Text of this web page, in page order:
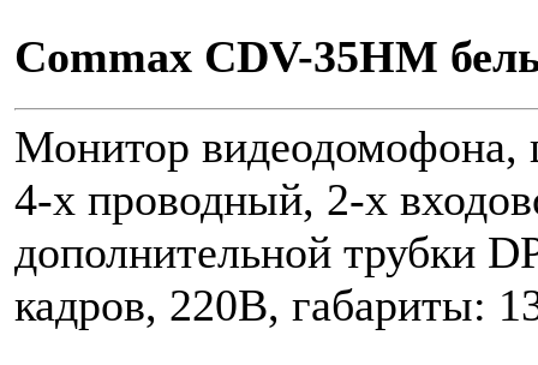
Commax CDV-35HM
Монитор видеодомофона,
4-х проводный, 2-х
дополнительной трубки
кадров, 220В, габариты: